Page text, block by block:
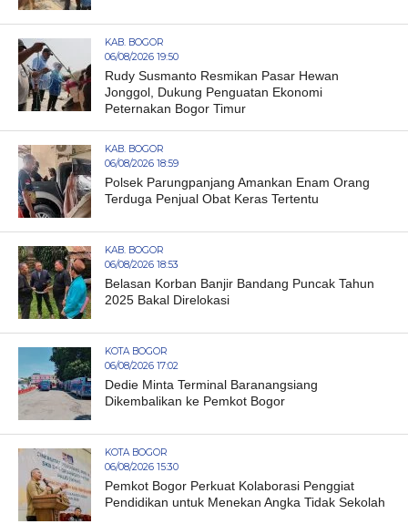
KAB. BOGOR
06/08/2026 19:50
Rudy Susmanto Resmikan Pasar Hewan
Jonggol, Dukung Penguatan Ekonomi
Peternakan Bogor Timur
KAB. BOGOR
06/08/2026 18:59
Polsek Parungpanjang Amankan Enam Orang
Terduga Penjual Obat Keras Tertentu
KAB. BOGOR
06/08/2026 18:53
Belasan Korban Banjir Bandang Puncak Tahun
2025 Bakal Direlokasi
KOTA BOGOR
06/08/2026 17:02
Dedie Minta Terminal Baranangsiang
Dikembalikan ke Pemkot Bogor
KOTA BOGOR
06/08/2026 15:30
Pemkot Bogor Perkuat Kolaborasi Penggiat
Pendidikan untuk Menekan Angka Tidak Sekolah